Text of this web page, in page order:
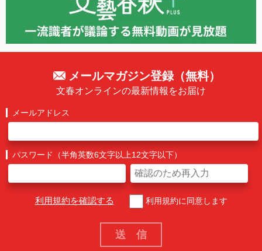
メールマガジン登録（無料）
文春オンラインの最新情報をお届け
メールアドレス
パスワード（半角英数6文字以上12文字以下）
利用規約を確認する 利用規約に同意します